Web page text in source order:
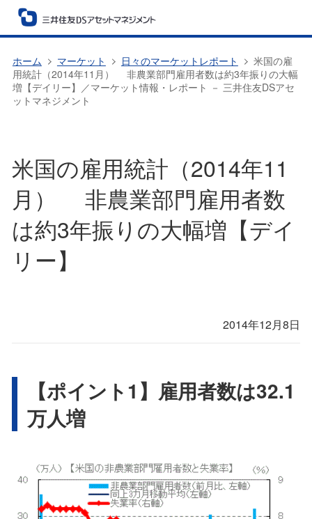
ホーム マーケット 日々のマーケットレポート
米国の雇
用統計（2014年11月） 非農業部門雇用者数は約3年振りの大幅
増【デイリー】／マーケット情報・レポート － 三井住友DSアセ
ットマネジメント
米国の雇用統計（2014年11
月） 非農業部門雇用者数
は約3年振りの大幅増【デイ
リー】
2014年12月8日
【ポイント1】雇用者数は32.1
万人増